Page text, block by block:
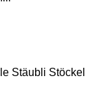
Stäubli Stöckel